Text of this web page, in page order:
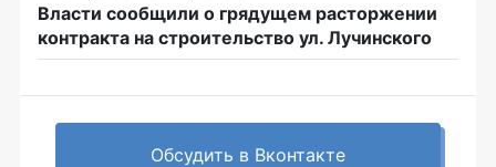
Власти сообщили о грядущем расторжении
контракта на строительство ул. Лучинского
Обсудить в Вконтакте